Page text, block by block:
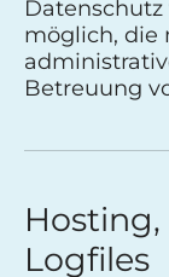
möglich, die
Betreuung
Logfiles